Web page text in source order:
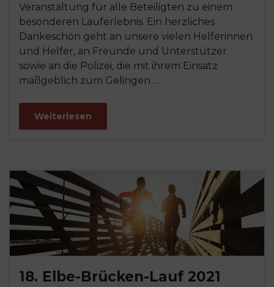
Veranstaltung für alle Beteiligten zu einem
besonderen Lauferlebnis. Ein herzliches
Dankeschön geht an unsere vielen Helferinnen
und Helfer, an Freunde und Unterstützer
sowie an die Polizei, die mit ihrem Einsatz
maßgeblich zum Gelingen …
Weiterlesen
18. Elbe-Brücken-Lauf 2021